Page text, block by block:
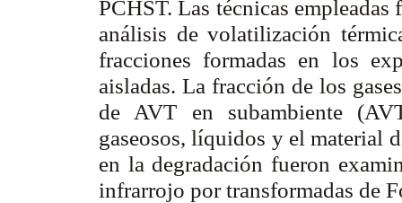
PCHST. Las técnicas
análisis de volatilización
fracciones formadas en los
aisladas. La fracción de los
de AVT en subambiente
gaseosos, líquidos y el material
en la degradación fueron
infrarrojo por transformadas de